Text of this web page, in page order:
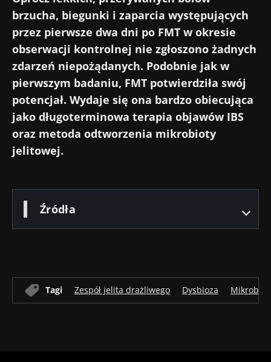
brzucha, biegunki i zaparcia występujących
przez pierwsze dwa dni po FMT w okresie
obserwacji kontrolnej nie zgłoszono żadnych
zdarzeń niepożądanych. Podobnie jak w
pierwszym badaniu, FMT potwierdziła swój
potencjał. Wydaje się ona bardzo obiecująca
jako długoterminowa terapia objawów IBS
oraz metoda odtworzenia mikrobioty
jelitowej.
Źródła
Tagi Zespół jelita drażliwego Dysbioza
BMI 20-35
23/07/2026
mikrobioty na
zdrowie
reprodukcyjne
Przeczytaj
artykuł
16/07/2026
Wewnętrzna
mikrobiota raka
jelita grubego
niezależnym
wskaźnikiem
prognostycznym?
Przeczytaj
10/